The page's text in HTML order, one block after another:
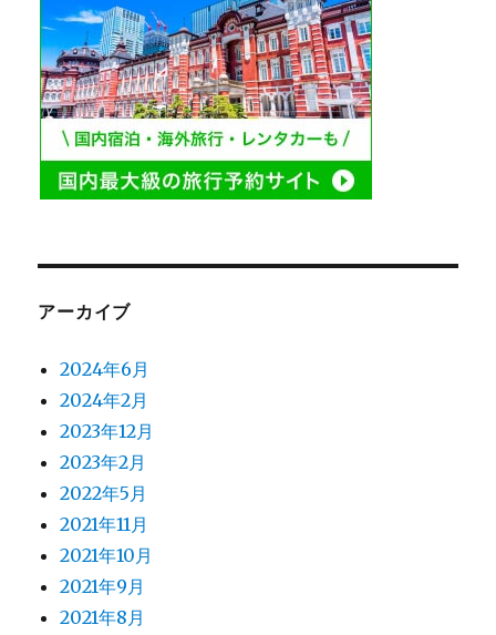
アーカイブ
2024年6月
2024年2月
2023年12月
2023年2月
2022年5月
2021年11月
2021年10月
2021年9月
2021年8月